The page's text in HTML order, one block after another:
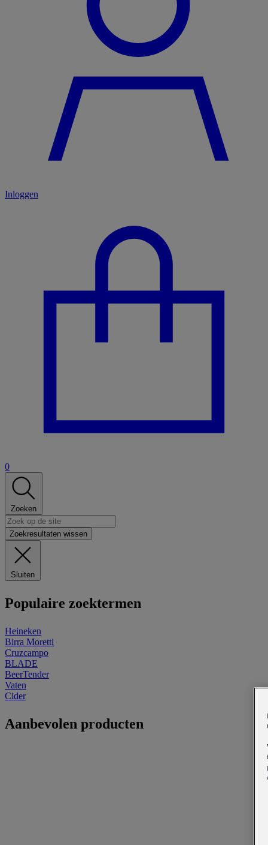
Inloggen
0
Zoeken
Zoekresultaten wissen
Sluiten
Populaire zoektermen
Heineken
Birra Moretti
Cruzcampo
BLADE
BeerTender
Vaten
Cider
Aanbevolen producten